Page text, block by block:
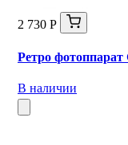
2 730 Р
Ретро
В наличии